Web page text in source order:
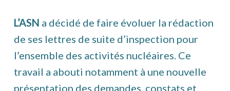
L’ASN a décidé de faire évoluer la rédaction
de ses lettres de suite d’inspection pour
l’ensemble des activités nucléaires. Ce
travail a abouti notamment à une nouvelle
présentation des demandes, constats et